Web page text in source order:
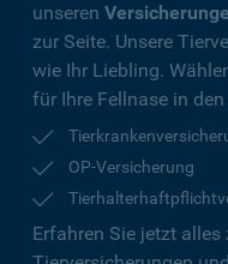
unseren
zur Seite. Unsere
wie Ihr Liebling.
für Ihre Fellnase in
OP-Versicherung
Erfahren Sie jetzt alles